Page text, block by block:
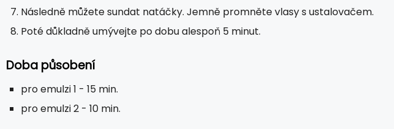
Následně můžete sundat natáčky. Jemně promněte vlasy s ustalovačem.
Poté důkladně umývejte po dobu alespoň 5 minut.
Doba působení
pro emulzi 1 - 15 min.
pro emulzi 2 - 10 min.